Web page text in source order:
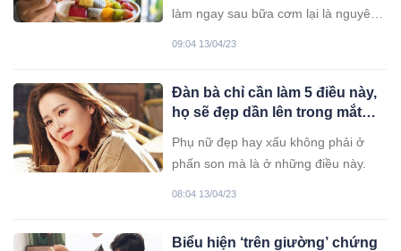
làm ngay sau bữa cơm lại là nguyên
09:04 13/04/23
Đàn bà chỉ cần làm 5 điều này,
họ sẽ đẹp dần lên trong mắt
phấn
Phụ nữ đẹp hay xấu không phải ở
phấn son mà là ở những điều này.
08:04 13/04/23
Biểu hiện ‘trên giường’ chứng